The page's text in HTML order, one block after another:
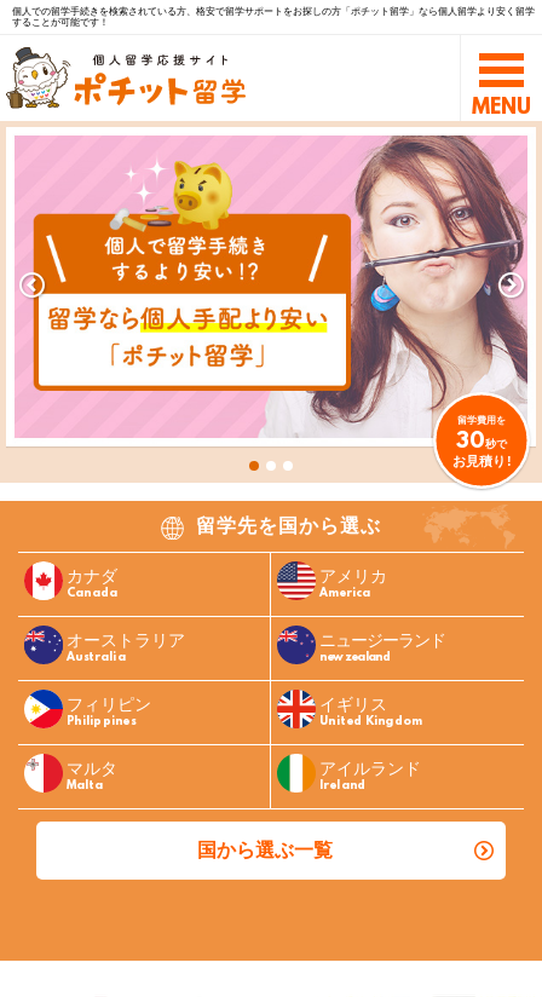
個人での留学手続きを検索されている方、格安で留学サポートをお探しの方「ポチット留学」なら個人留学より安く留学
することが可能です！
留学費用を
30秒で
お見積り!
留学先を国から選ぶ
カナダ
Canada
アメリカ
America
オーストラリア
Australia
ニュージーランド
new zealand
フィリピン
Philippines
イギリス
United Kingdom
マルタ
Malta
アイルランド
Ireland
国から選ぶ一覧